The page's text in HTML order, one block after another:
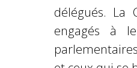
délégués. La
engagés à